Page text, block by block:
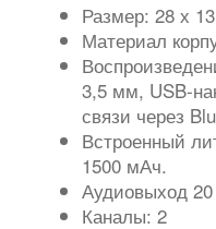
Размер: 28 х
Материал
3,5 мм, USB-
связи через
Встроенный
1500 мАч.
Аудиовыход
Каналы: 2